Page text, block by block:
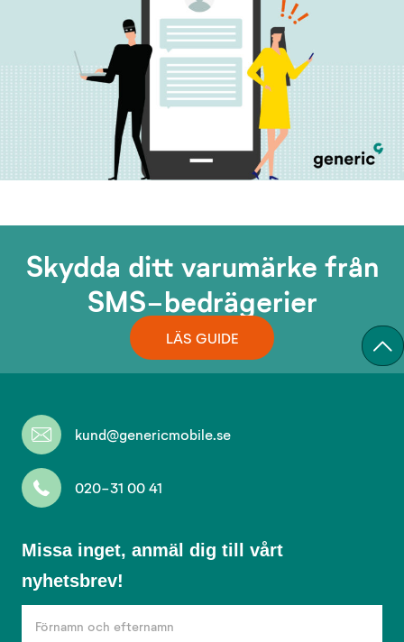
Skydda ditt varumärke från
SMS-bedrägerier
LÄS GUIDE
kund@genericmobile.se
020-31 00 41
anmäl
dig
Missa inget, anmäl dig till vårt
nyhetsbrev!